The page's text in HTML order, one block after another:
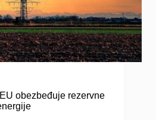
obezbeđuje rezervne